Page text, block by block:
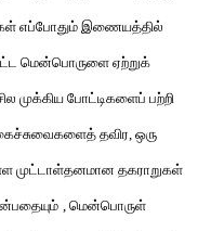
எப்போதும் இணையத்தில்
மென்பொருளை ஏற்றுக்
முக்கிய போட்டிகளைப் பற்றி
தவிர, ஒரு
முட்டாள்தனமான தகராறுகள்
, மென்பொருள்